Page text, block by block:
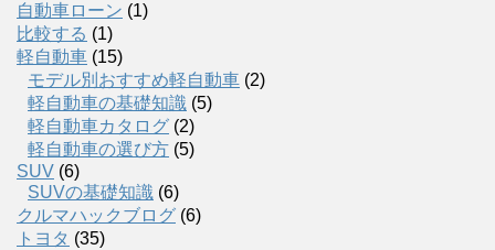
自動車ローン (1)
比較する (1)
軽自動車 (15)
モデル別おすすめ軽自動車 (2)
軽自動車の基礎知識 (5)
軽自動車カタログ (2)
軽自動車の選び方 (5)
SUV (6)
SUVの基礎知識 (6)
クルマハックブログ (6)
トヨタ (35)